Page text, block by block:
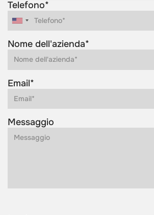
Telefono*
Nome dell'azienda*
Email*
Messaggio